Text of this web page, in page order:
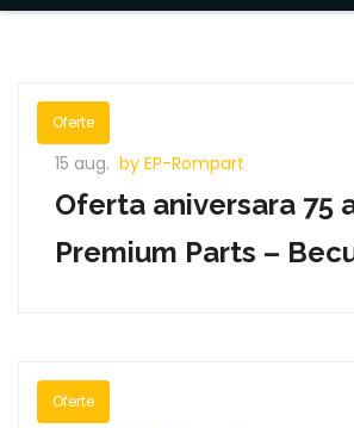
Oferte
15 aug. by EP-Rompart
Oferta aniversara 75
Premium Parts –
Oferte